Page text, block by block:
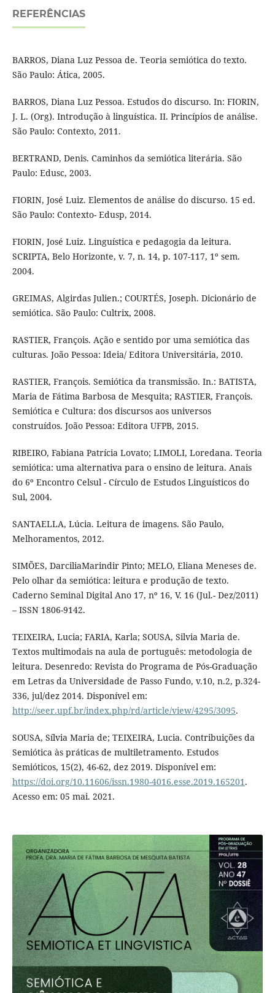
REFERÊNCIAS
BARROS, Diana Luz Pessoa de. Teoria semiótica do texto.
São Paulo: Ática, 2005.
BARROS, Diana Luz Pessoa. Estudos do discurso. In: FIORIN,
J. L. (Org). Introdução à linguística. II. Princípios de análise.
São Paulo: Contexto, 2011.
BERTRAND, Denis. Caminhos da semiótica literária. São
Paulo: Edusc, 2003.
FIORIN, José Luiz. Elementos de análise do discurso. 15 ed.
São Paulo: Contexto- Edusp, 2014.
FIORIN, José Luiz. Linguística e pedagogia da leitura.
SCRIPTA, Belo Horizonte, v. 7, n. 14, p. 107-117, 1º sem.
2004.
GREIMAS, Algirdas Julien.; COURTÉS, Joseph. Dicionário de
semiótica. São Paulo: Cultrix, 2008.
RASTIER, François. Ação e sentido por uma semiótica das
culturas. João Pessoa: Ideia/ Editora Universitária, 2010.
RASTIER, François. Semiótica da transmissão. In.: BATISTA,
Maria de Fátima Barbosa de Mesquita; RASTIER, François.
Semiótica e Cultura: dos discursos aos universos
construídos. João Pessoa: Editora UFPB, 2015.
RIBEIRO, Fabiana Patrícia Lovato; LIMOLI, Loredana. Teoria
semiótica: uma alternativa para o ensino de leitura. Anais
do 6º Encontro Celsul - Círculo de Estudos Linguísticos do
Sul, 2004.
SANTAELLA, Lúcia. Leitura de imagens. São Paulo,
Melhoramentos, 2012.
SIMÕES, DarciliaMarindir Pinto; MELO, Eliana Meneses de.
Pelo olhar da semiótica: leitura e produção de texto.
Caderno Seminal Digital Ano 17, nº 16, V. 16 (Jul.- Dez/2011)
– ISSN 1806-9142.
TEIXEIRA, Lucia; FARIA, Karla; SOUSA, Silvia Maria de.
Textos multimodais na aula de português: metodologia de
leitura. Desenredo: Revista do Programa de Pós-Graduação
em Letras da Universidade de Passo Fundo, v.10, n.2, p.324-
336, jul/dez 2014. Disponível em:
http://seer.upf.br/index.php/rd/article/view/4295/3095.
SOUSA, Sílvia Maria de; TEIXEIRA, Lucia. Contribuições da
Semiótica às práticas de multiletramento. Estudos
Semióticos, 15(2), 46-62, dez 2019. Disponível em:
https://doi.org/10.11606/issn.1980-4016.esse.2019.165201.
Acesso em: 05 mai. 2021.